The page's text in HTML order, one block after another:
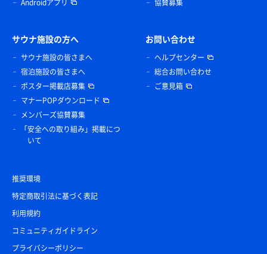
Androidアプリ
協賛募集
サウナ施設の方へ
サウナ施設の皆さまへ
宿泊施設の皆さまへ
ポスター掲載店募集
マナーPOPダウンロード
メンバーズ協賛募集
「安全への取り組み」掲載につ
いて
お問い合わせ
ヘルプセンター
総合お問い合わせ
ご意見箱
推奨環境
特定商取引法に基づく表記
利用規約
コミュニティガイドライン
プライバシーポリシー